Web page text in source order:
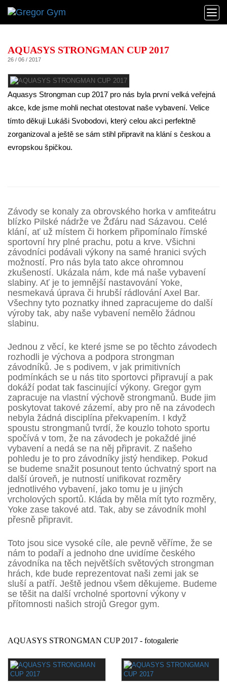
AQUASYS STRONGMAN CUP 2017
26 / 06 / 2017
Aquasys Strongman cup 2017 pro nás byla první velká veřejná
akce, kde jsme mohli nechat otestovat naše vybavení. Velice
tímto děkuji Lukáši Svobodovi, který celou akci perfektně
zorganizoval a ještě se sám stihl připravit na klání s českou a
evropskou špičkou.
Závody se konaly za obrovského horka v amfiteátru
blízko Pilské nádrže ve Žďáru nad Sázavou. Celé
klání, ať už místem či horkem připomínalo římské
sportovní hry plné prachu, potu a krve. Všichni
závodníci podávali výkony na samé hranici svých
možností. Pro nás byla tato akce ohromnou
zkušeností. Ukázala nám, kde má naše vybavení
slabiny. Ať je to jemnější nastavování Yoke,
nesmekavá úprava či hrubší rádlování Axel Bar.
Všechny tyto poznatky ihned zapracujeme do další
výroby tak, aby naše vybavení nemělo žádnou
slabinu.
Jednou z věcí, ke které jsme se po těchto závodech
rozhodli je výchova a podpora strongman
závodníků. Je s podivem, v jak primitivních
podmínkách se u nás tito sportovci připravují a pak
dokáží podat tak fascinující výkony. Gregor gym
zapracuje na vlastní výchově strongmanů. Bude jim
poskytovat takové zázemí, aby pro ně na závodech
nebyla žádná disciplína překvapením. I když
spoustu strongmanů tvrdí, že kouzlo tohoto sportu
spočívá v tom, že na závodech je pokaždé jiné
vybavení a nedá se na něj připravit. Z našeho
pohledu je to pro závodníky jistý hendikep. Pokud
se budeme snažit posunout tento úchvatný sport na
další úroveň, je nutností unifikovat rozměry
jednotlivého vybavení, jako tomu je u jiných
vrcholových sportů. Kláda by měla mít tyto rozměry,
Yoke zase takové atd. Tak, aby se závodník mohl
přesně připravit.
Toto jsou sice vysoké cíle, ale pevně věříme, že se
nám to podaří a jednoho dne uvidíme českého
závodníka na těch největších světových strongman
hrách, kde bude reprezentovat naši zemi jak se
sluší a patří. Ještě jednou všem děkujeme. Budeme
se těšit na další vrcholné sportovní výkony v
přítomnosti našich strojů Gregor gym.
AQUASYS STRONGMAN CUP 2017 - fotogalerie